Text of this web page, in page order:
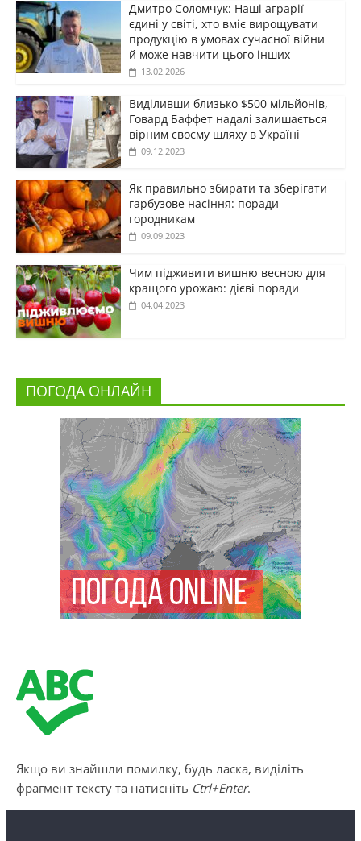
Дмитро Соломчук: Наші аграрії
єдині у світі, хто вміє вирощувати
продукцію в умовах сучасної війни
й може навчити цього інших
13.02.2026
Виділивши близько $500 мільйонів,
Говард Баффет надалі залишається
вірним своєму шляху в Україні
09.12.2023
Як правильно збирати та зберігати
гарбузове насіння: поради
городникам
09.09.2023
Чим підживити вишню весною для
кращого урожаю: дієві поради
04.04.2023
ПОГОДА ОНЛАЙН
Якщо ви знайшли помилку, будь ласка, виділіть
фрагмент тексту та натисніть Ctrl+Enter.